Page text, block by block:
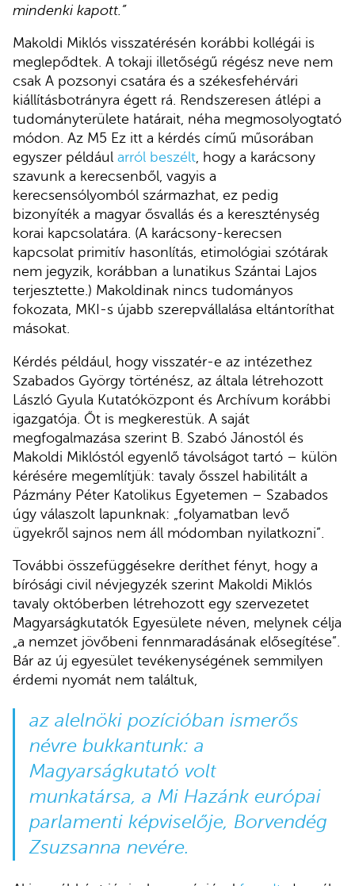
mindenki kapott.”
Makoldi Miklós visszatérésén korábbi kollégái is
meglepődtek. A tokaji illetőségű régész neve nem
csak A pozsonyi csatára és a székesfehérvári
kiállításbotrányra égett rá. Rendszeresen átlépi a
tudományterülete határait, néha megmosolyogtató
módon. Az M5 Ez itt a kérdés című műsorában
egyszer például arról beszélt, hogy a karácsony
szavunk a kerecsenből, vagyis a
kerecsensólyomból származhat, ez pedig
bizonyíték a magyar ősvallás és a kereszténység
korai kapcsolatára. (A karácsony-kerecsen
kapcsolat primitív hasonlítás, etimológiai szótárak
nem jegyzik, korábban a lunatikus Szántai Lajos
terjesztette.) Makoldinak nincs tudományos
fokozata, MKI-s újabb szerepvállalása eltántoríthat
másokat.
Kérdés például, hogy visszatér-e az intézethez
Szabados György történész, az általa létrehozott
László Gyula Kutatóközpont és Archívum korábbi
igazgatója. Őt is megkerestük. A saját
megfogalmazása szerint B. Szabó Jánostól és
Makoldi Miklóstól egyenlő távolságot tartó – külön
kérésére megemlítjük: tavaly ősszel habilitált a
Pázmány Péter Katolikus Egyetemen – Szabados
úgy válaszolt lapunknak: „folyamatban levő
ügyekről sajnos nem áll módomban nyilatkozni”.
További összefüggésekre deríthet fényt, hogy a
bírósági civil névjegyzék szerint Makoldi Miklós
tavaly októberben létrehozott egy szervezetet
Magyarságkutatók Egyesülete néven, melynek célja
„a nemzet jövőbeni fennmaradásának elősegítése”.
Bár az új egyesület tevékenységének semmilyen
érdemi nyomát nem találtuk,
az alelnöki pozícióban ismerős
névre bukkantunk: a
Magyarságkutató volt
munkatársa, a Mi Hazánk európai
parlamenti képviselője, Borvendég
Zsuzsanna nevére.